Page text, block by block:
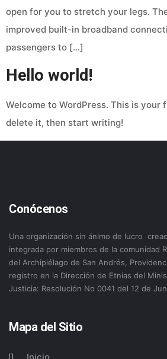
open for you to stretch your legs.
improved built-in broadband
passengers to […]
Hello world!
Welcome to WordPress. This is your
delete it, then start writing!
Conócenos
Una organización sin ánimo de lucro
integrada por miembros de la comunidad
del Archipiélago de San Andrés,
registro en la Dirección de Etnias del
Justicia: Resolución No 0041 del 12 de
Mapa del Sitio